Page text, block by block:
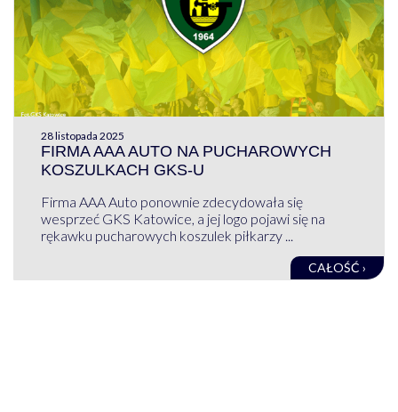
28 listopada 2025
FIRMA AAA AUTO NA PUCHAROWYCH
KOSZULKACH GKS-U
Firma AAA Auto ponownie zdecydowała się
wesprzeć GKS Katowice, a jej logo pojawi się na
rękawku pucharowych koszulek piłkarzy ...
CAŁOŚĆ ›